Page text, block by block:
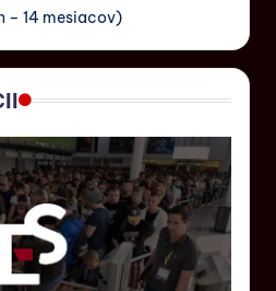
– 14 mesiacov)